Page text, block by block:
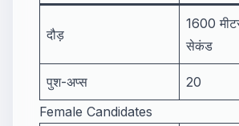
दौड़
1600
सेकंड
पुश-अप्स
20
Female Candidates